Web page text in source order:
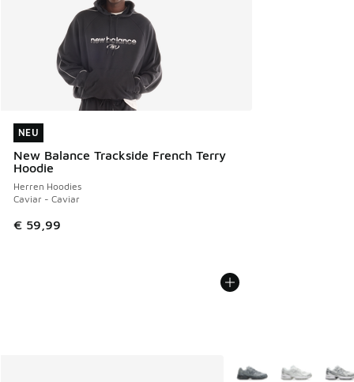
NEU
New Balance Trackside French Terry
Hoodie
Herren Hoodies
Caviar - Caviar
€ 59,99
NEU
Weitere Farben